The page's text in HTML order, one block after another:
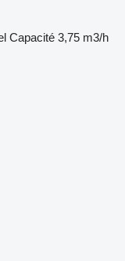
Capacité 3,75 m3/h